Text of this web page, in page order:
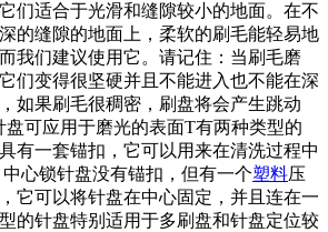
们适合于光滑和缝隙较小的地面。在不
的缝隙的地面上，柔软的刷毛能轻易地
我们建议使用它。请记住：当刷毛磨
们变得很坚硬并且不能进入也不能在深
如果刷毛很稠密，刷盘将会产生跳动
盘可应用于磨光的表面T有两种类型的
有一套锚扣，它可以用来在清洗过程中
心锁针盘没有锚扣，但有一个塑料压
它可以将针盘在中心固定，并且连在一
的针盘特别适用于多刷盘和针盘定位较